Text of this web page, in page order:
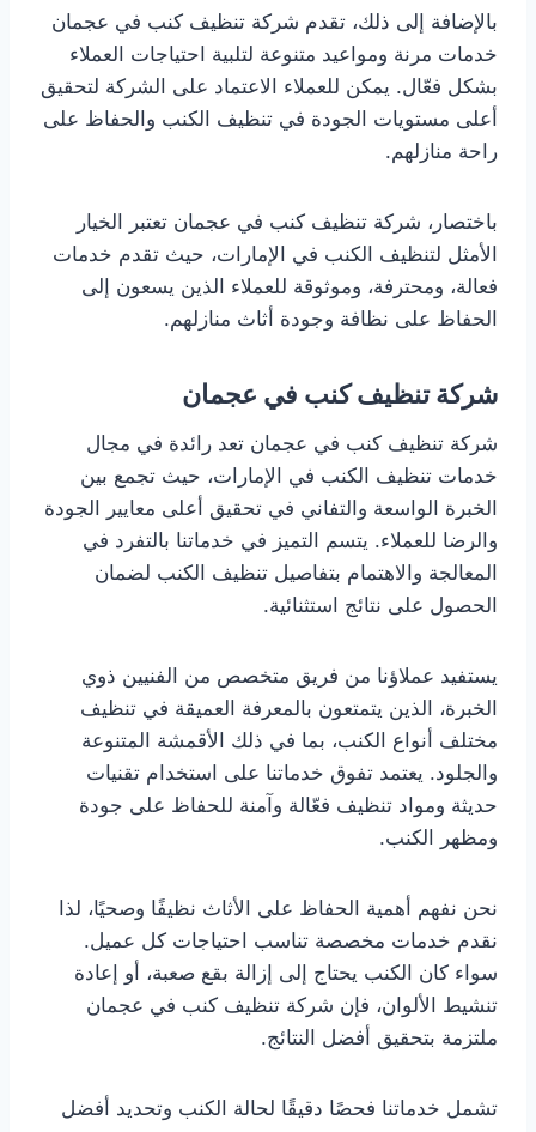
بالإضافة إلى ذلك، تقدم شركة تنظيف كنب في عجمان
خدمات مرنة ومواعيد متنوعة لتلبية احتياجات العملاء
بشكل فعّال. يمكن للعملاء الاعتماد على الشركة لتحقيق
أعلى مستويات الجودة في تنظيف الكنب والحفاظ على
راحة منازلهم.
باختصار، شركة تنظيف كنب في عجمان تعتبر الخيار
الأمثل لتنظيف الكنب في الإمارات، حيث تقدم خدمات
فعالة، ومحترفة، وموثوقة للعملاء الذين يسعون إلى
الحفاظ على نظافة وجودة أثاث منازلهم.
شركة تنظيف كنب في عجمان
شركة تنظيف كنب في عجمان تعد رائدة في مجال
خدمات تنظيف الكنب في الإمارات، حيث تجمع بين
الخبرة الواسعة والتفاني في تحقيق أعلى معايير الجودة
والرضا للعملاء. يتسم التميز في خدماتنا بالتفرد في
المعالجة والاهتمام بتفاصيل تنظيف الكنب لضمان
الحصول على نتائج استثنائية.
يستفيد عملاؤنا من فريق متخصص من الفنيين ذوي
الخبرة، الذين يتمتعون بالمعرفة العميقة في تنظيف
مختلف أنواع الكنب، بما في ذلك الأقمشة المتنوعة
والجلود. يعتمد تفوق خدماتنا على استخدام تقنيات
حديثة ومواد تنظيف فعّالة وآمنة للحفاظ على جودة
ومظهر الكنب.
نحن نفهم أهمية الحفاظ على الأثاث نظيفًا وصحيًا، لذا
نقدم خدمات مخصصة تناسب احتياجات كل عميل.
سواء كان الكنب يحتاج إلى إزالة بقع صعبة، أو إعادة
تنشيط الألوان، فإن شركة تنظيف كنب في عجمان
ملتزمة بتحقيق أفضل النتائج.
تشمل خدماتنا فحصًا دقيقًا لحالة الكنب وتحديد أفضل